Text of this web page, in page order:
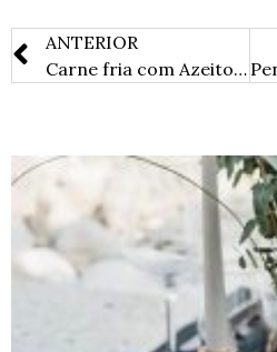
ANTERIOR
Carne fria com Azeitonas